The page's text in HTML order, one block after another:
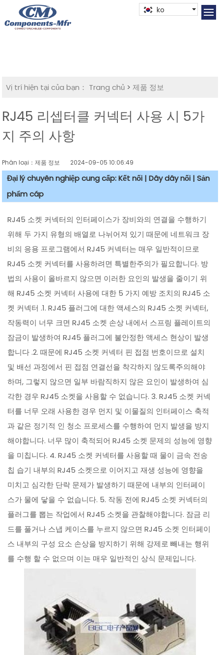
ko
Vị trí hiện tại của bạn： Trang chủ >제품 정보
RJ45 리셉터클 커넥터 사용 시 5가
지 주의 사항
Phân loại：제품 정보 2024-09-05 10:06:49
Đại lý chuyên nghiệp cung cấp: Kết nối | Dây dây nối | Sản
phẩm cáp
RJ45 소켓 커넥터의 인터페이스가 장비와의 연결을 수행하기
위해 두 가지 유형의 배열로 나뉘어져 있기 때문에 네트워크 장
비의 응용 프로그램에서 RJ45 커넥터는 매우 일반적이므로
RJ45 소켓 커넥터를 사용하려면 특별한주의가 필요합니다. 방
법의 사용이 올바르지 않으면 이러한 요인의 발생을 줄이기 위
해 RJ45 소켓 커넥터 사용에 대한 5 가지 예방 조치의 RJ45 소
켓 커넥터 .1. RJ45 플러그에 대한 액세스의 RJ45 소켓 커넥터,
작동력이 너무 크면 RJ45 소켓 손상 내에서 스프링 플레이트의
잠금이 발생하여 RJ45 플러그에 불안정한 액세스 현상이 발생
합니다 .2. 때문에 RJ45 소켓 커넥터 핀 접점 번호이므로 설치
및 배선 과정에서 핀 접점 연결선을 착각하지 않도록주의해야
하며, 그렇지 않으면 일부 바람직하지 않은 요인이 발생하여 심
각한 경우 RJ45 소켓을 사용할 수 없습니다. 3. RJ45 소켓 커넥
터를 너무 오래 사용한 경우 먼지 및 이물질의 인터페이스 축적
과 같은 정기적 인 청소 프로세스를 수행하여 먼지 발생을 방지
해야합니다. 너무 많이 축적되어 RJ45 소켓 문제의 성능에 영향
을 미칩니다. 4. RJ45 소켓 커넥터를 사용할 때 물이 금속 전송
칩 습기 내부의 RJ45 소켓으로 이어지고 재생 성능에 영향을
미치고 심각한 단락 문제가 발생하기 때문에 내부의 인터페이
스가 물에 닿을 수 없습니다. 5. 작동 전에 RJ45 소켓 커넥터의
플러그를 뽑는 작업에서 RJ45 소켓을 관찰해야합니다. 잠금 리
드를 풀거나 스냅 케이스를 누르지 않으면 RJ45 소켓 인터페이
스 내부의 구성 요소 손상을 방지하기 위해 강제로 빼내는 행위
를 수행 할 수 없으며 이는 매우 일반적인 상식 문제입니다.